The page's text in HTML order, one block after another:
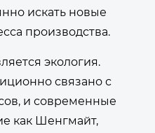
искать новые
производства.
экология.
связано с
и современные
как Шенгмайт,